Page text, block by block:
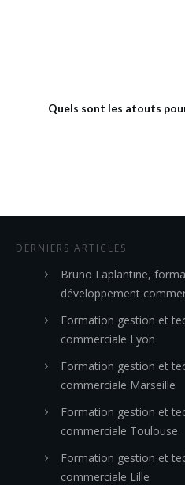
Quels sont les atouts
DERNIERS ARTICLES
Bruno Laplantine,
développement
Formation gestion et
commerciale Lyon
Formation gestion et
commerciale Marseille
Formation gestion et
commerciale Toulouse
Formation gestion et
commerciale Lille